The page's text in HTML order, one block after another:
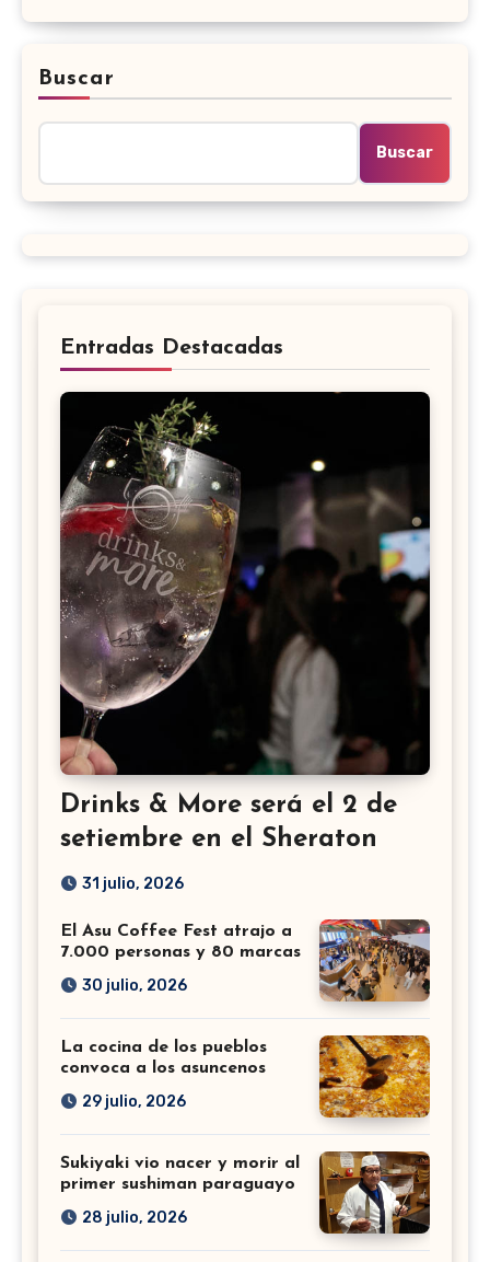
Buscar
Buscar
Entradas Destacadas
Drinks & More será el 2 de
setiembre en el Sheraton
31 julio, 2026
El Asu Coffee Fest atrajo a
7.000 personas y 80 marcas
30 julio, 2026
La cocina de los pueblos
convoca a los asuncenos
29 julio, 2026
Sukiyaki vio nacer y morir al
primer sushiman paraguayo
28 julio, 2026